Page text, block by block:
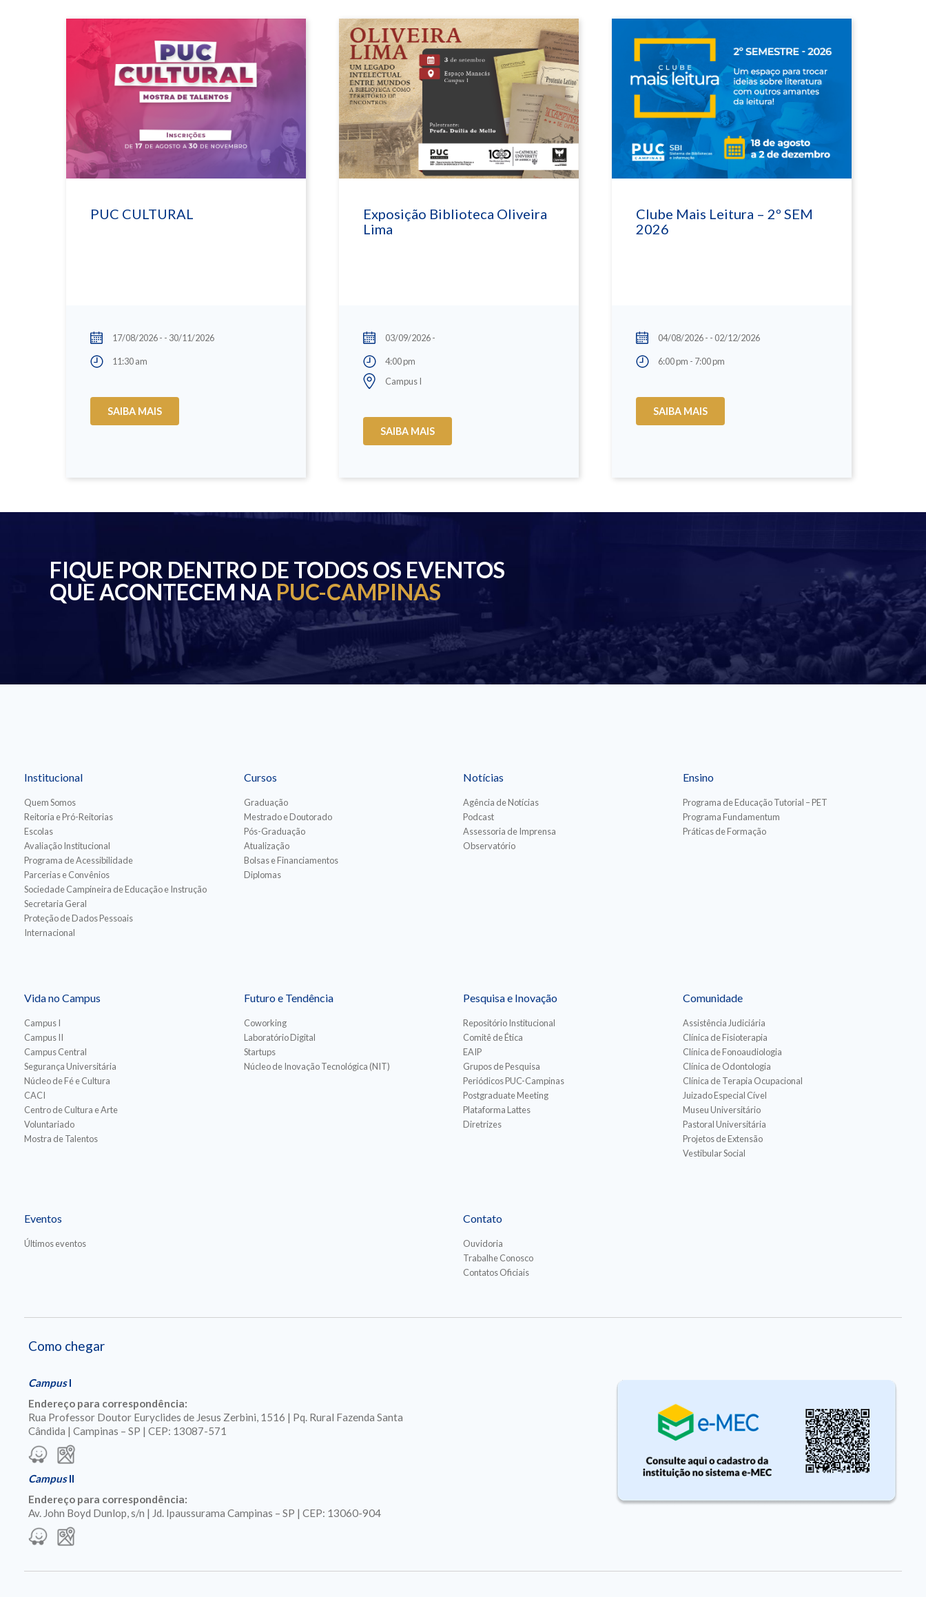
PUC CULTURAL
17/08/2026 - - 30/11/2026
11:30 am
SAIBA MAIS
Exposição Biblioteca Oliveira
Lima
03/09/2026 -
4:00 pm
Campus I
SAIBA MAIS
Clube Mais Leitura – 2º SEM
2026
04/08/2026 - - 02/12/2026
6:00 pm - 7:00 pm
SAIBA MAIS
FIQUE POR DENTRO DE TODOS OS EVENTOS
QUE ACONTECEM NA PUC-CAMPINAS
Institucional
Quem Somos
Reitoria e Pró-Reitorias
Escolas
Avaliação Institucional
Programa de Acessibilidade
Parcerias e Convênios
Sociedade Campineira de Educação e Instrução
Secretaria Geral
Proteção de Dados Pessoais
Internacional
Cursos
Graduação
Mestrado e Doutorado
Pós-Graduação
Atualização
Bolsas e Financiamentos
Diplomas
Notícias
Agência de Notícias
Podcast
Assessoria de Imprensa
Observatório
Ensino
Programa de Educação Tutorial – PET
Programa Fundamentum
Práticas de Formação
Vida no Campus
Campus I
Campus II
Campus Central
Segurança Universitária
Núcleo de Fé e Cultura
CACI
Centro de Cultura e Arte
Voluntariado
Mostra de Talentos
Futuro e Tendência
Coworking
Laboratório Digital
Startups
Núcleo de Inovação Tecnológica (NIT)
Pesquisa e Inovação
Repositório Institucional
Comitê de Ética
EAIP
Grupos de Pesquisa
Periódicos PUC-Campinas
Postgraduate Meeting
Plataforma Lattes
Diretrizes
Comunidade
Assistência Judiciária
Clínica de Fisioterapia
Clínica de Fonoaudiologia
Clínica de Odontologia
Clínica de Terapia Ocupacional
Juizado Especial Cível
Museu Universitário
Pastoral Universitária
Projetos de Extensão
Vestibular Social
Eventos
Últimos eventos
Contato
Ouvidoria
Trabalhe Conosco
Contatos Oficiais
Como chegar
CampusI
Endereço para correspondência:
Rua Professor Doutor Euryclides de Jesus Zerbini, 1516 | Pq. Rural Fazenda Santa
Cândida | Campinas – SP | CEP: 13087-571
CampusII
Endereço para correspondência:
Av. John Boyd Dunlop, s/n | Jd. Ipaussurama Campinas – SP | CEP: 13060-904